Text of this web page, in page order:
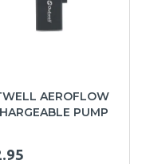
AEROFLOW
PUMP